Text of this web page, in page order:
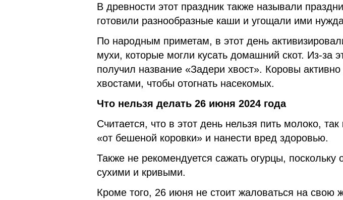
В древности этот праздник также называли
готовили разнообразные каши и угощали ими
По народным приметам, в этот день
мухи, которые могли кусать домашний скот. Из-за
получил название «Задери хвост». Коровы
хвостами, чтобы отогнать насекомых.
Что нельзя делать 26 июня 2024 года
Считается, что в этот день нельзя пить молоко,
«от бешеной коровки» и нанести вред здоровью.
Также не рекомендуется сажать огурцы, поскольку
сухими и кривыми.
Кроме того, 26 июня не стоит жаловаться на свою